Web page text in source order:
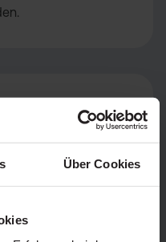
Über Cookies